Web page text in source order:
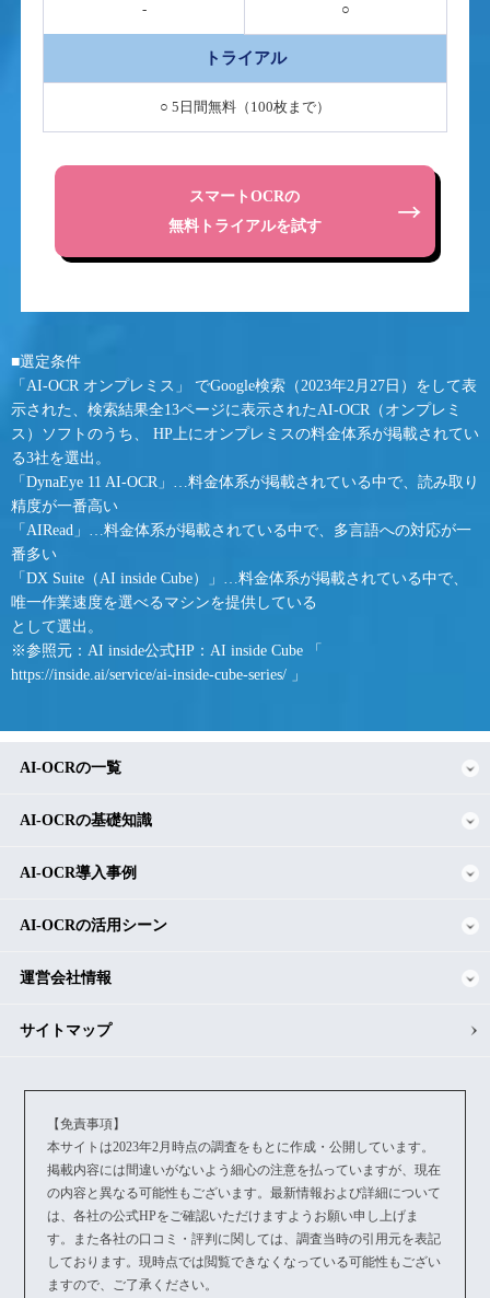
- ○
トライアル
○ 5日間無料（100枚まで）
スマートOCRの
無料トライアルを試す
■選定条件
「AI-OCR オンプレミス」 でGoogle検索（2023年2月27日）をして表
示された、検索結果全13ページに表示されたAI-OCR（オンプレミ
ス）ソフトのうち、 HP上にオンプレミスの料金体系が掲載されてい
る3社を選出。
「DynaEye 11 AI-OCR」…料金体系が掲載されている中で、読み取り
精度が一番高い
「AIRead」…料金体系が掲載されている中で、多言語への対応が一
番多い
「DX Suite（AI inside Cube）」…料金体系が掲載されている中で、
唯一作業速度を選べるマシンを提供している
として選出。
※参照元：AI inside公式HP：AI inside Cube 「
https://inside.ai/service/ai-inside-cube-series/ 」
AI-OCRの一覧
AI-OCRの基礎知識
AI-OCR導入事例
AI-OCRの活用シーン
運営会社情報
サイトマップ
【免責事項】
本サイトは2023年2月時点の調査をもとに作成・公開しています。
掲載内容には間違いがないよう細心の注意を払っていますが、現在
の内容と異なる可能性もございます。最新情報および詳細について
は、各社の公式HPをご確認いただけますようお願い申し上げま
す。また各社の口コミ・評判に関しては、調査当時の引用元を表記
しております。現時点では閲覧できなくなっている可能性もござい
ますので、ご了承ください。